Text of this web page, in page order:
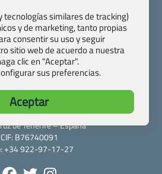
Condiciones generales
y cookies
Transparencia
las páginas – sitemap
Viajes.com
Express S.L.U.
CC HLS, Local 13
Miraverde – Adeje
de Tenerife – España
CIF: B76740091
+34 922-97-17-27
tecnologías similares de tracking)
y de marketing, tanto propias
consentir su uso y seguir
sitio web de acuerdo a nuestra
clic en "Aceptar".
sus preferencias.
Aceptar